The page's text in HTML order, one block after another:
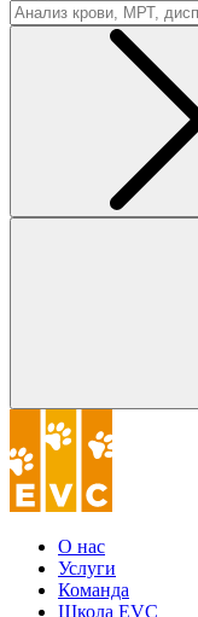
О нас
Услуги
Команда
Школа EVC